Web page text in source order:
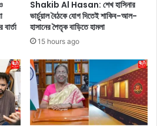
Shakib Al Hasan: শেখ হাসিনার
ভার্চুয়াল বৈঠকে যোগ দিতেই শাকিব-আল-
হাসানের পৈতৃক বাড়িতে হামলা
15 hours ago